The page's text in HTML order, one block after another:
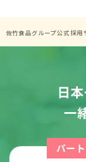
佐竹食品グループ公式採用
日
一
パー